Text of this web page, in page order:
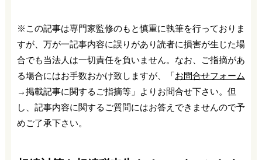
※この記事は専門家監修のもと慎重に執筆を行っておりま
すが、万が一記事内容に誤りがあり読者に損害が生じた場
合でも当法人は一切責任を負いません。なお、ご指摘があ
る場合にはお手数おかけ致しますが、「 お問合せフォーム
→掲載記事に関するご指摘等」よりお問合せ下さい。但
し、記事内容に関するご質問にはお答えできませんので予
めご了承下さい。